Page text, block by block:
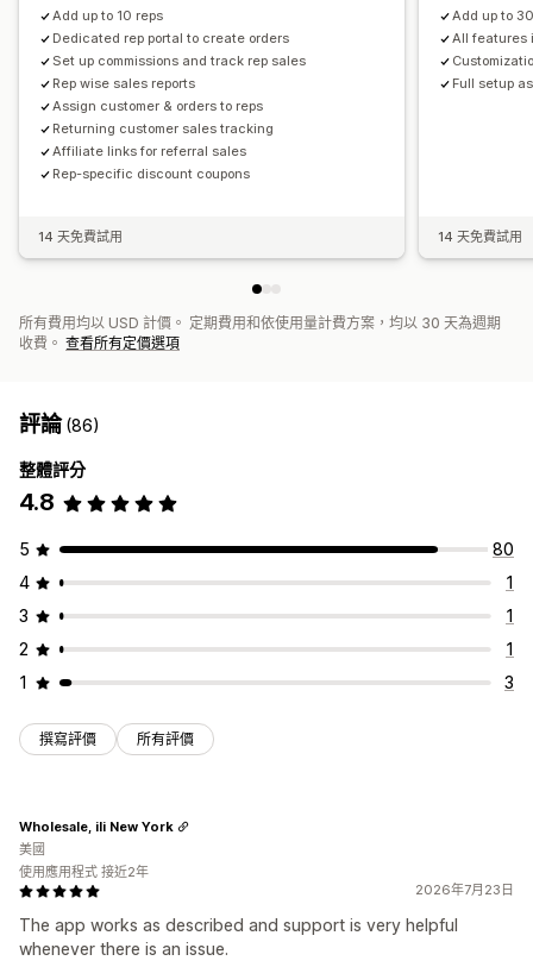
Add up to 10 reps
Dedicated rep portal to create orders
Set up commissions and track rep sales
Rep wise sales reports
Assign customer & orders to reps
Returning customer sales tracking
Affiliate links for referral sales
Rep-specific discount coupons
14 天免費試用
Add up to
All features
Full setup
14 天免費試用
所有費用均以 USD 計價。 定期費用和依使用量計費方案，均以 30 天為週期
收費。 查看所有定價選項
評論(86)
整體評分
4.8
5
80
4
1
3
1
2
1
1
3
撰寫評價 所有評價
2026年7月23日
The app works as described and support is very helpful
whenever there is an issue.
Wholesale, ili New York
美國
使用應用程式 接近2年